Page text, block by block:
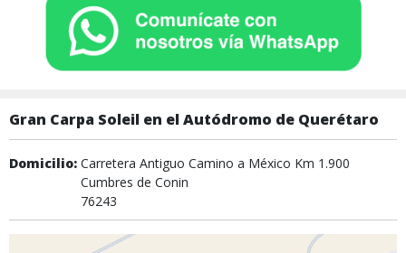
Gran Carpa Soleil en el Autódromo de Querétaro
Domicilio: Carretera Antiguo Camino a México Km 1.900
Cumbres de Conin
76243